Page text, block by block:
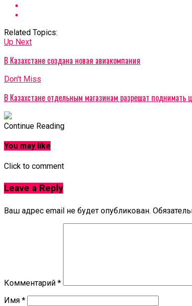
Related Topics:
Up Next
В Казахстане создана новая авиакомпания
Don't Miss
В Казахстане отдельным магазинам разрешат
Continue Reading
You may like
Click to comment
Leave a Reply
Ваш адрес email не будет опубликован.
Комментарий *
Имя *